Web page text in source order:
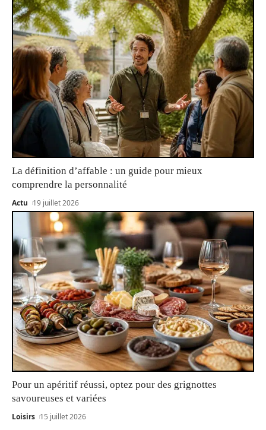
La définition d’affable : un guide pour mieux
comprendre la personnalité
Actu 19 juillet 2026
Pour un apéritif réussi, optez pour des grignottes
savoureuses et variées
Loisirs 15 juillet 2026